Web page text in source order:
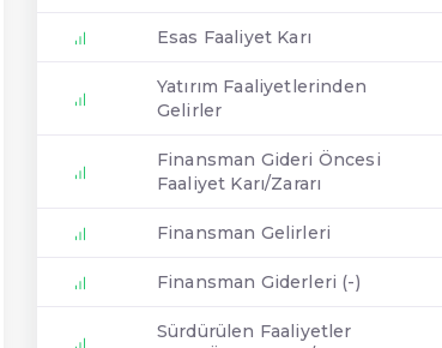
Esas Faaliyet Karı
Yatırım Faaliyetlerinden
Gelirler
Finansman Gideri Öncesi
Faaliyet Karı/Zararı
Finansman Gelirleri
Finansman Giderleri (-)
Sürdürülen Faaliyetler